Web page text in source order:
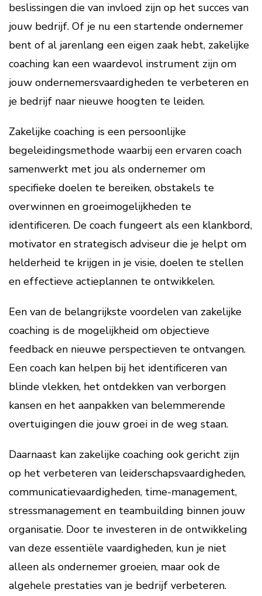
beslissingen die van invloed zijn op het succes van
jouw bedrijf. Of je nu een startende ondernemer
bent of al jarenlang een eigen zaak hebt, zakelijke
coaching kan een waardevol instrument zijn om
jouw ondernemersvaardigheden te verbeteren en
je bedrijf naar nieuwe hoogten te leiden.
Zakelijke coaching is een persoonlijke
begeleidingsmethode waarbij een ervaren coach
samenwerkt met jou als ondernemer om
specifieke doelen te bereiken, obstakels te
overwinnen en groeimogelijkheden te
identificeren. De coach fungeert als een klankbord,
motivator en strategisch adviseur die je helpt om
helderheid te krijgen in je visie, doelen te stellen
en effectieve actieplannen te ontwikkelen.
Een van de belangrijkste voordelen van zakelijke
coaching is de mogelijkheid om objectieve
feedback en nieuwe perspectieven te ontvangen.
Een coach kan helpen bij het identificeren van
blinde vlekken, het ontdekken van verborgen
kansen en het aanpakken van belemmerende
overtuigingen die jouw groei in de weg staan.
Daarnaast kan zakelijke coaching ook gericht zijn
op het verbeteren van leiderschapsvaardigheden,
communicatievaardigheden, time-management,
stressmanagement en teambuilding binnen jouw
organisatie. Door te investeren in de ontwikkeling
van deze essentiële vaardigheden, kun je niet
alleen als ondernemer groeien, maar ook de
algehele prestaties van je bedrijf verbeteren.